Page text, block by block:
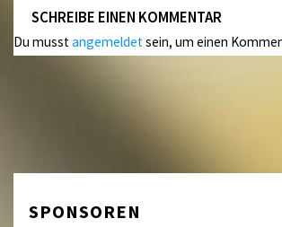
SCHREIBE EINEN KOMMENTAR
Du musstangemeldetsein, um einen
SPONSOREN